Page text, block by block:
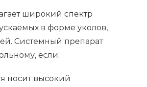
широкий спектр
в форме уколов,
Системный препарат
если:
носит высокий